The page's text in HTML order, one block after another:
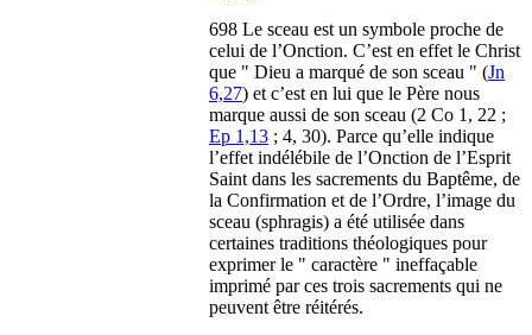
698 Le sceau est un symbole proche de
celui de l’Onction. C’est en effet le Christ
que " Dieu a marqué de son sceau " (Jn
6,27) et c’est en lui que le Père nous
marque aussi de son sceau (2 Co 1, 22 ;
Ep 1,13 ; 4, 30). Parce qu’elle indique
l’effet indélébile de l’Onction de l’Esprit
Saint dans les sacrements du Baptême, de
la Confirmation et de l’Ordre, l’image du
sceau (sphragis) a été utilisée dans
certaines traditions théologiques pour
exprimer le " caractère " ineffaçable
imprimé par ces trois sacrements qui ne
peuvent être réitérés.